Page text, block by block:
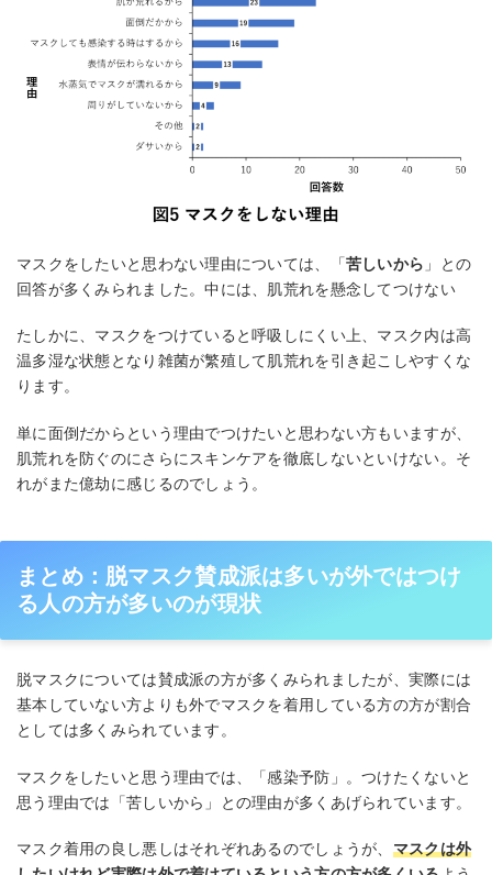
マスクをしたいと思わない理由については、「苦しいから 」との
回答が多くみられました。中には、肌荒れを懸念してつけない
たしかに、マスクをつけていると呼吸しにくい上、マスク内は高
温多湿な状態となり雑菌が繁殖して肌荒れを引き起こしやすくな
ります。
単に面倒だからという理由でつけたいと思わない方もいますが、
肌荒れを防ぐのにさらにスキンケアを徹底しないといけない。そ
れがまた億劫に感じるのでしょう。
まとめ：脱マスク賛成派は多いが外ではつけ
る人の方が多いのが現状
脱マスクについては賛成派の方が多くみられましたが、実際には
基本していない方よりも外でマスクを着用している方の方が割合
としては多くみられています。
マスクをしたいと思う理由では、「感染予防」。つけたくないと
思う理由では「苦しいから」との理由が多くあげられています。
マスク着用の良し悪しはそれぞれあるのでしょうが、 マスクは外